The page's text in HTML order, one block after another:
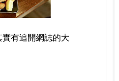
有追開網誌的大